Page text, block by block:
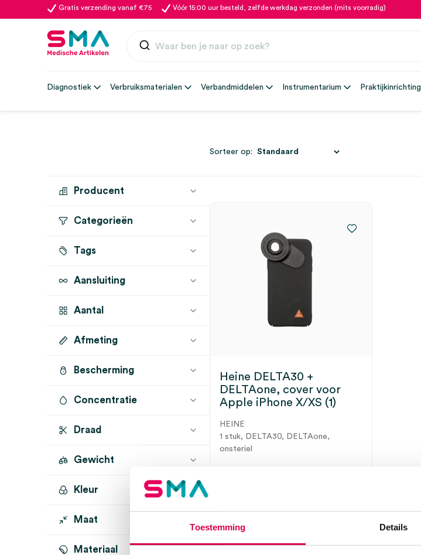
Toestemming Details
Gratis verzending vanaf €75 Vóór 15:00 uur besteld, zelfde werkdag verzonden (mits voorradig)
Diagnostiek Verbruiksmaterialen Verbandmiddelen Instrumentarium Praktijkinrichting
Producent
HEINE (1)
Categorieën
Dermatoscopen
Tags
Aansluiting
Aantal
1 stuk (1)
Afmeting
Bescherming
Concentratie
Draad
Gewicht
Kleur
Maat
Materiaal
Sorteer op:
Heine DELTA30 +
DELTAone, cover voor
Apple iPhone X/XS (1)
HEINE
1 stuk, DELTA30, DELTAone,
onsteriel